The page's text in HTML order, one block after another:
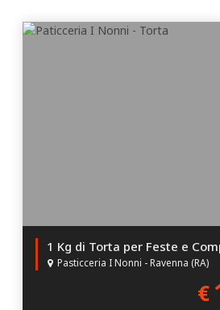
Pasticceria I Nonni - Ravenna (RA)
€